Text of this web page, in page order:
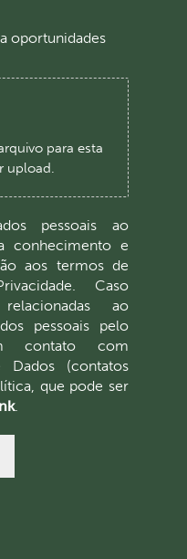
oportunidades
para esta
upload.
pessoais ao
conhecimento e
aos termos de
Caso
ao
pessoais pelo
contato com
Dados (contatos
que pode ser
.